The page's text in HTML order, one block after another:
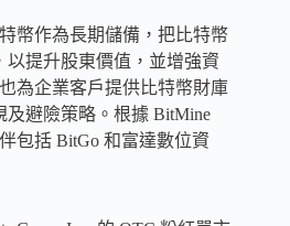
幣作為長期儲備，把比特幣
提升股東價值，並增強資
為企業客戶提供比特幣財庫
避險策略。根據 BitMine
包括 BitGo 和富達數位資